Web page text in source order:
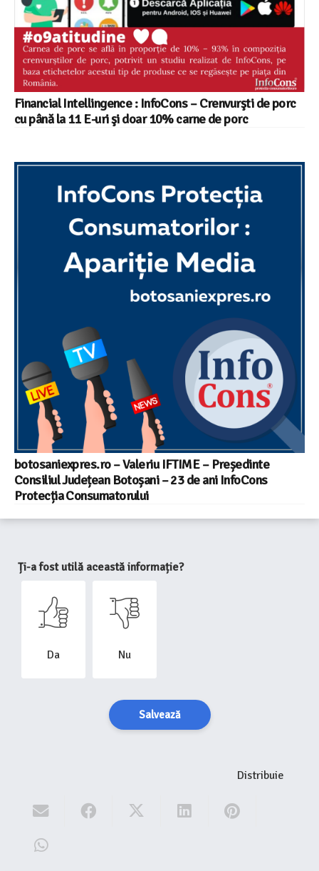
Financial Intellingence : InfoCons – Crenvurşti de porc
cu până la 11 E-uri şi doar 10% carne de porc
botosaniexpres.ro – Valeriu IFTIME – Președinte
Consiliul Județean Botoșani – 23 de ani InfoCons
Protecția Consumatorului
Ți-a fost utilă această informație?
Da Nu
Salvează
Distribuie